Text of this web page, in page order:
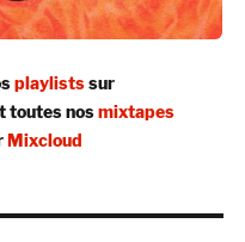
playlistssur
toutes nosmixtapes
Mixcloud